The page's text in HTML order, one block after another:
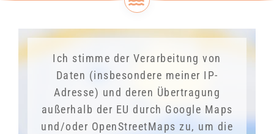
Ich stimme der Verarbeitung von
Daten (insbesondere meiner IP-
Adresse) und deren Übertragung
außerhalb der EU durch Google Maps
und/oder OpenStreetMaps zu, um die